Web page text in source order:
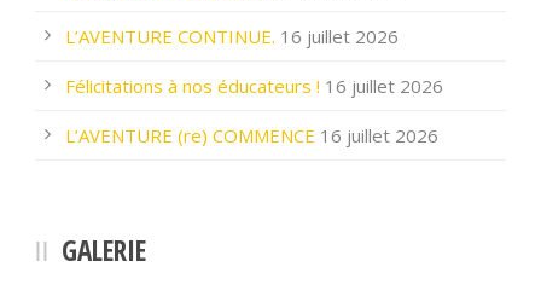
L’AVENTURE CONTINUE. 16 juillet 2026
Félicitations à nos éducateurs ! 16 juillet 2026
L’AVENTURE (re) COMMENCE 16 juillet 2026
GALERIE